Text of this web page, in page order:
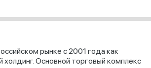
рынке с 2001 года как
Основной торговый комплекс